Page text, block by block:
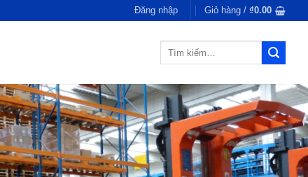
Đăng nhập Giỏ hàng / ₫0.00
Tìm